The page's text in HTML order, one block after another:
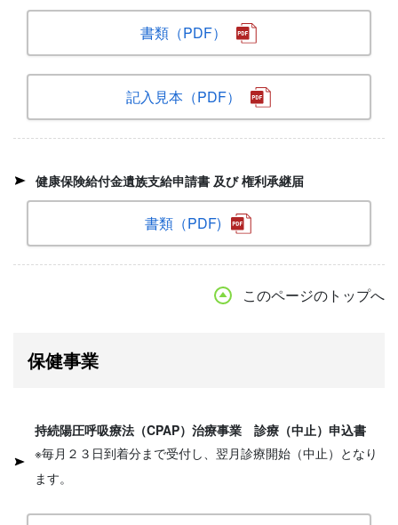
書類（PDF）
記入見本（PDF）
健康保険給付金遺族支給申請書 及び 権利承継届
書類（PDF)
このページのトップへ
保健事業
持続陽圧呼吸療法（CPAP）治療事業 診療（中止）申込書
※毎月２３日到着分まで受付し、翌月診療開始（中止）となり
ます。